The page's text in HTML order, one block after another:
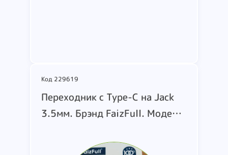
Код 229619
Переходник с Type-C на Jack
3.5мм. Брэнд FaizFull. Модель
переходник. Цвет корпуса